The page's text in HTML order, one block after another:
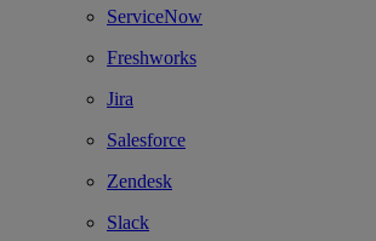
ServiceNow
Freshworks
Jira
Salesforce
Zendesk
Slack